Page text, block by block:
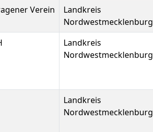
Verein
Landkreis
Nordwestmecklenburg
Landkreis
Nordwestmecklenburg
Landkreis
Nordwestmecklenburg